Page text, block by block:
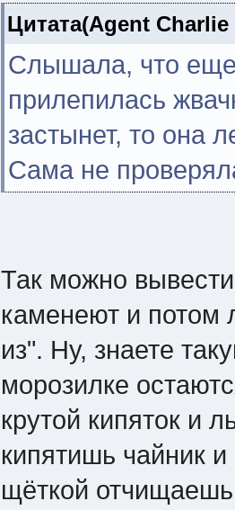
Цитата(Agent Charlie
Слышала, что еще
прилепилась
застынет, то она
Сама не
Так можно
каменеют и потом
из". Ну, знаете
морозилке
крутой кипяток и
кипятишь чайник
щёткой